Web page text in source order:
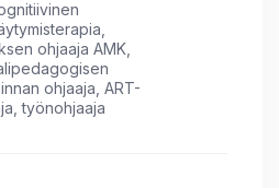
ohjaaja AMK,
ohjaaja, ART-
työnohjaaja